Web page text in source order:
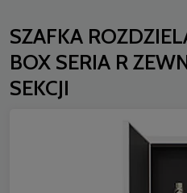
SZAFKA
BOX SERIA R
SEKCJI